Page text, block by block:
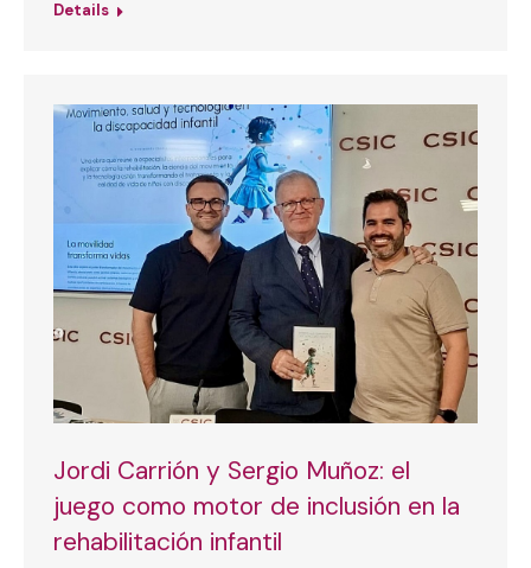
Details
Jordi Carrión y Sergio Muñoz: el
juego como motor de inclusión en la
rehabilitación infantil